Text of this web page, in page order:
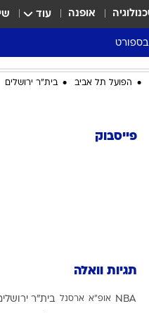
אופנה עוד
בספורט
2026
הפועל תל אביב בית"ר ירושלים
פייסבוק
תגיות וואלה
NBA אופ"א ארסנל בית"ר